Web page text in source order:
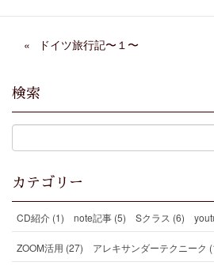
ドイツ旅行記〜１〜
検索
カテゴリー
CD紹介 (1) note記事 (5) Sクラス (6)
ZOOM活用 (27) アレキサンダーテクニーク